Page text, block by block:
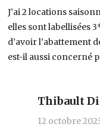
J’ai 2 locations
elles sont labellisées
d’avoir l’abattement
est-il aussi concerné
Thibault
12 octobre